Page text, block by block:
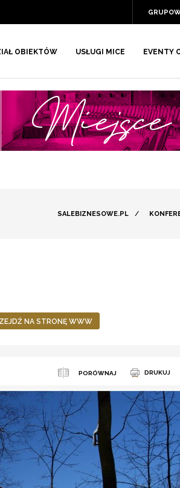
OBIEKTÓW USŁUGI MICE EVENTY
SALEBIZNESOWE.PL /
NA STRONĘ WWW
PORÓWNAJ DRUKUJ